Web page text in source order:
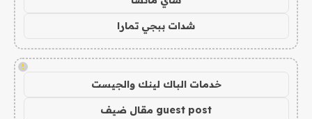
شدات ببجي تمارا
!
خدمات الباك لينك والجيست
guest post مقال ضيف